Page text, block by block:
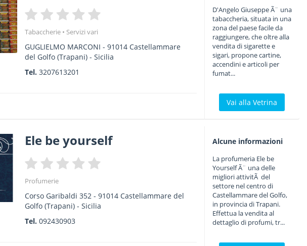
Tabaccherie Servizi vari
GUGLIELMO MARCONI -91014 Castellammare
del Golfo (Trapani) -Sicilia
Tel.3207613201
D'Angelo Giuseppe Ã¨ una
tabaccheria, situata in una
zona del paese facile da
raggiungere, che oltre alla
vendita di sigarette e
sigari, propone cartine,
accendini e articoli per
fumat...
Vai alla Vetrina
Ele be yourself
Profumerie
Corso Garibaldi 352 -91014 Castellammare del
Golfo (Trapani) -Sicilia
Tel.092430903
Alcune informazioni
La profumeria Ele be
Yourself Ã¨ una delle
migliori attivitÃ del
settore nel centro di
Castellammare del Golfo,
in provincia di Trapani.
Effettua la vendita al
dettaglio di profumi, tr...